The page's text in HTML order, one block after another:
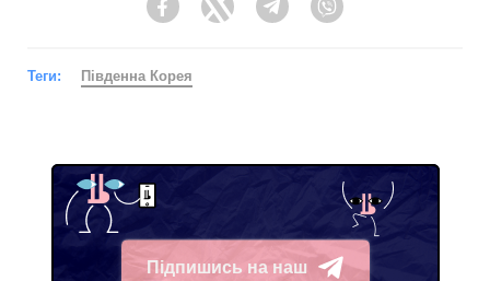
FacebookTwitter Telegram
Теги: Південна Корея
Підпишись на наш